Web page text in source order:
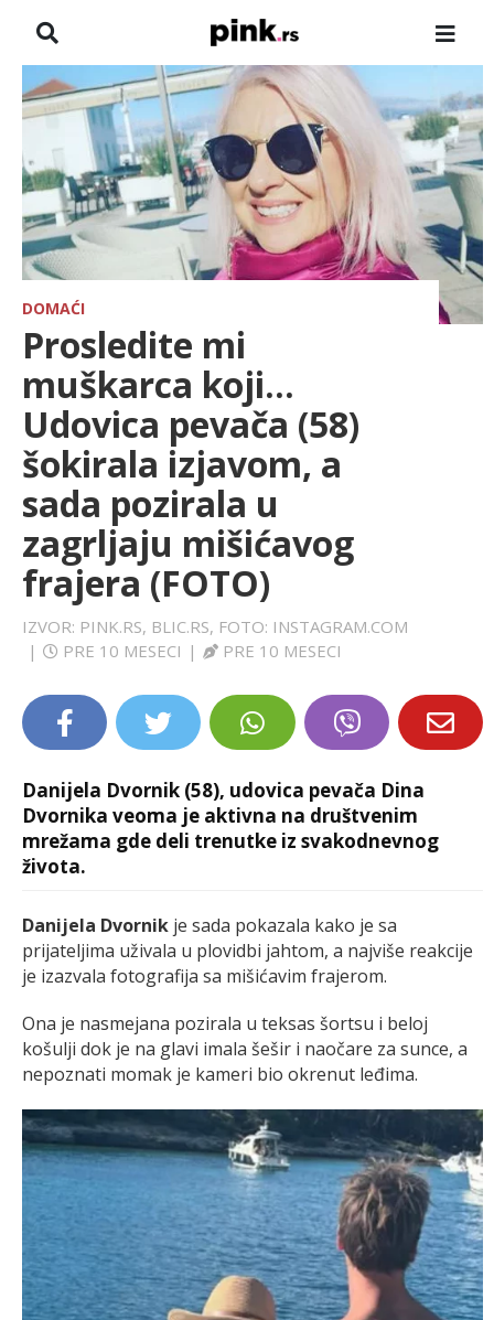
NASLOVNA
ZADRUGA
SHOWBIZ
HRONIKA
PINKOVE ZVEZDE
TV
SPORT
LIFESTYLE
EXTRA
DOMAĆI
Prosledite mi
muškarca koji...
Udovica pevača (58)
šokirala izjavom, a
sada pozirala u
zagrljaju mišićavog
frajera (FOTO)
IZVOR: PINK.RS, BLIC.RS, FOTO: INSTAGRAM.COM
|
PRE 10 MESECI | PRE 10 MESECI
Danijela Dvornik (58), udovica pevača Dina
Dvornika veoma je aktivna na društvenim
mrežama gde deli trenutke iz svakodnevnog
života.
Danijela Dvornik je sada pokazala kako je sa
prijateljima uživala u plovidbi jahtom, a najviše reakcije
je izazvala fotografija sa mišićavim frajerom.
Ona je nasmejana pozirala u teksas šortsu i beloj
košulji dok je na glavi imala šešir i naočare za sunce, a
nepoznati momak je kameri bio okrenut leđima.